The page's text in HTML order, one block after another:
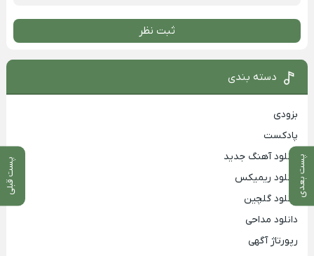
پست بعدی پست قبلی
ثبت نظر
دسته بندی
بزودی
پادکست
دانلود آهنگ جدید
دانلود ریمیکس
دانلود گلچین
دانلود مداحی
رپورتاژ آگهی